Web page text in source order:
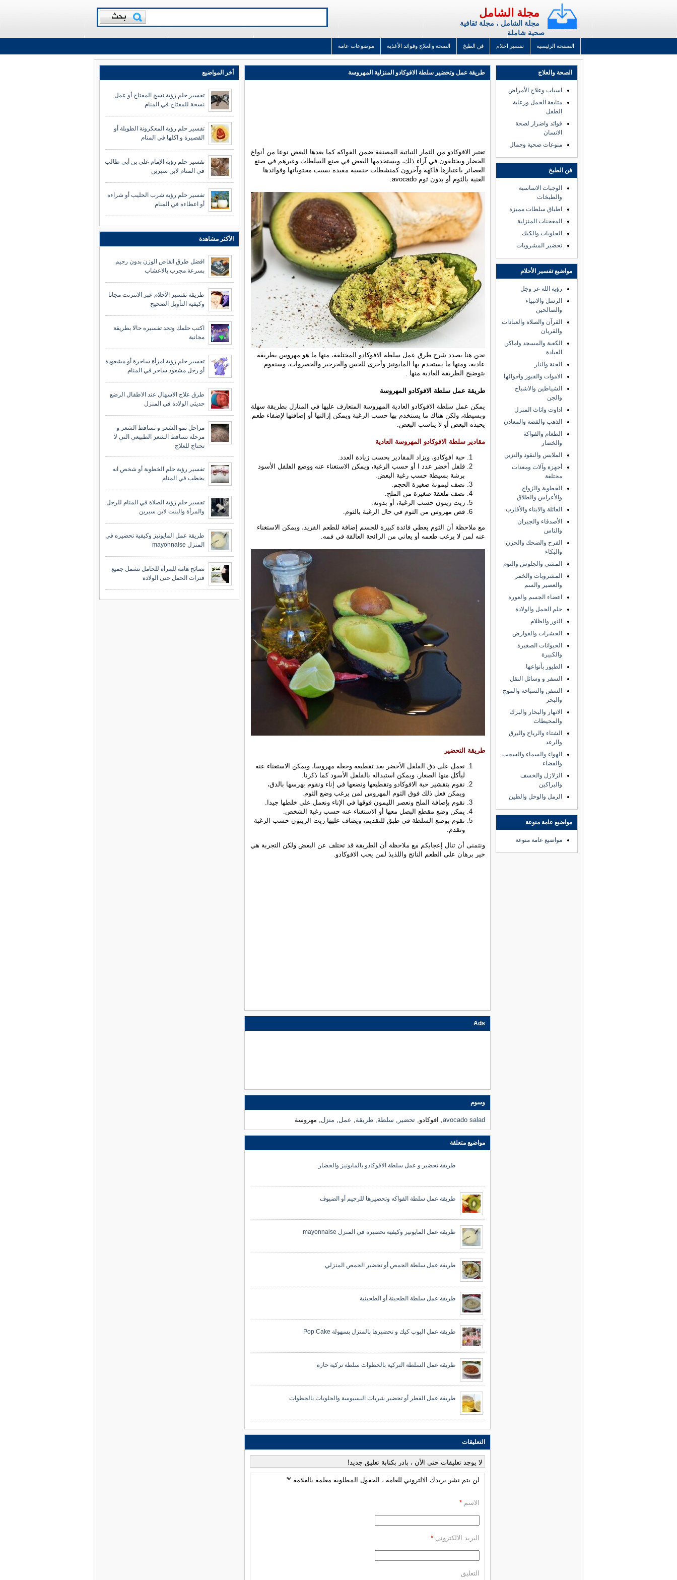
مجلة الشامل
مجلة الشامل ، مجلة ثقافية
صحية شاملة
الصفحة الرئيسية تفسير احلام فن الطبخ الصحة والعلاج وفوائد الأغذية موضوعات عامة
طريقة عمل وتحضير سلطة الافوكادو المنزلية المهروسة
تعتبر الافوكادو من الثمار النباتية المصنفة ضمن الفواكه كما يعدها البعض نوعا من أنواع
الخضار ويختلفون في آراء ذلك، ويستخدمها البعض في صنع السلطات وغيرهم في صنع
العصائر باعتبارها فاكهة وآخرون كمنشطات جنسية مفيدة بسبب محتوياتها وفوائدها
الغنية بالثوم أو بدون ثوم avocado.
نحن هنا بصدد شرح طرق عمل سلطة الافوكادو المختلفة، منها ما هو مهروس بطريقة
عادية، ومنها ما يستخدم بها المايونيز وأخرى للخس والجرجير والخضروات، وسنقوم
بتوضيح الطريقة العادية منها .
طريقة عمل سلطة الافوكادو المهروسة
يمكن عمل سلطة الافوكادو العادية المهروسة المتعارف عليها في المنازل بطريقة سهلة
وبسيطة، ولكن هناك ما يستخدم بها حسب الرغبة ويمكن إزالتها أو إضافتها لإضفاء طعم
يحبذه البعض أو لا يناسب البعض.
مقادير سلطة الافوكادو المهروسة العادية
حبة افوكادو، ويزاد المقادير بحسب زيادة العدد.
فلفل أخضر عدد ا أو حسب الرغبة، ويمكن الاستغناء عنه ووضع الفلفل الأسود
برشة بسيطة حسب رغبة البعض.
نصف ليمونة صغيرة الحجم.
نصف ملعقة صغيرة من الملح.
زيت زيتون حسب الرغبة، أو بدونه.
فص مهروس من الثوم في حال الرغبة بالثوم.
مع ملاحظة أن الثوم يعطي فائدة كبيرة للجسم إضافة للطعم الفريد، ويمكن الاستغناء
عنه لمن لا يرغب طعمه أو يعاني من الرائحة العالقة في فمه.
طريقة التحضير
نعمل على دق الفلفل الأخضر بعد تقطيعه وجعله مهروسا، ويمكن الاستغناء عنه
ليأكل منها الصغار، ويمكن استبداله بالفلفل الأسود كما ذكرنا.
نقوم بتقشير حبة الافوكادو وتقطيعها ونضعها في إناء ونقوم بهرسها بالدق،
ويمكن فعل ذلك فوق الثوم المهروس لمن يرغب وضع الثوم.
نقوم بإضافة الملح ونعصر الليمون فوقها في الإناء ونعمل على خلطها جيدا.
يمكن وضع مقطع البصل معها أو الاستغناء عنه حسب رغبة الشخص.
نقوم بوضع السلطة في طبق للتقديم، ويضاف عليها زيت الزيتون حسب الرغبة
وتقدم.
ونتمنى أن تنال إعجابكم مع ملاحظة أن الطريقة قد تختلف عن البعض ولكن التجربة هي
خير برهان على الطعم الناتج واللذيذ لمن يحب الافوكادو.
Ads
وسوم
avocado salad, افوكادو, تحضير سلطة طريقة عمل منزل , مهروسة
مواضيع متعلقة
طريقة تحضير و عمل سلطة الافوكادو بالمايونيز والخضار
طريقة عمل سلطة الفواكه وتحضيرها للرجيم أو الضيوف
طريقة عمل المايونيز وكيفية تحضيره في المنزل mayonnaise
طريقة عمل سلطة الحمص أو تحضير الحمص المنزلي
طريقة عمل سلطة الطحينة أو الطحينية
طريقة عمل البوب كيك و تحضيرها بالمنزل بسهولة Pop Cake
طريقة عمل السلطة التركية بالخطوات سلطة تركية حارة
طريقة عمل القطر أو تحضير شربات البسبوسة والحلويات بالخطوات
التعليقات
لا يوجد تعليقات حتى الأن ، بادر بكتابة تعليق جديد!
لن يتم نشر بريدك الالتروني للعامة ، الحقول المطلوبة معلمة بالعلامة '*'
الاسم *
البريد الالكتروني *
التعليق
الصحة والعلاج
اسباب وعلاج الأمراض
متابعة الحمل ورعاية
الطفل
فوائد واضرار لصحة
الانسان
منوعات صحية وجمال
فن الطبخ
الوجبات الاساسية
والطبخات
اطباق سلطات مميزة
المعجنات المنزلية
الحلويات والكيك
تحضير المشروبات
مواضيع تفسير الأحلام
رؤية الله عز وجل
الرسل والانبياء
والصالحين
القرآن والصلاة والعبادات
والقربان
الكعبة والمسجد واماكن
العبادة
الجنة والنار
الاموات والقبور واحوالها
الشياطين والاشباح
والجن
اداوت واثاث المنزل
الذهب والفضة والمعادن
الطعام والفواكه
والخضار
الملابس والنقود والتزين
أجهزة وآلات ومعدات
مختلفة
الخطوبة والزواج
والأعراس والطلاق
العائلة والابناء والأقارب
الأصدقاء والجيران
والناس
الفرح والضحك والحزن
والبكاء
المشي والجلوس والنوم
المشروبات والخمر
والعصير والسم
اعضاء الجسم والعورة
حلم الحمل والولادة
النور والظلام
الحشرات والقوارض
الحيوانات الصغيرة
والكبيرة
الطيور بأنواعها
السفر و وسائل النقل
السفن والسباحة والموج
والبحر
الانهار والبحار والبرك
والمحيطات
الشتاء والرياح والبرق
والرعد
الهواء والسماء والسحب
والفضاء
الزلازل والخسف
والبراكين
الرمل والوحل والطين
مواضيع عامة منوعة
مواضيع عامة منوعة
أخر المواضيع
تفسير حلم رؤية نسخ المفتاح أو عمل
نسخة للمفتاح في المنام
تفسير حلم رؤية المعكرونة الطويلة أو
القصيرة و اكلها في المنام
تفسير حلم رؤية الإمام علي بن أبي طالب
في المنام لابن سيرين
تفسير حلم رؤية شرب الحليب أو شراءه
أو اعطاءه في المنام
الأكثر مشاهدة
افضل طرق انقاص الوزن بدون رجيم
بسرعة مجرب بالاعشاب
طريقة تفسير الأحلام عبر الانترنت مجانا
وكيفية التأويل الصحيح
اكتب حلمك وتجد تفسيره حالا بطريقة
مجانية
تفسير حلم رؤية امرأة ساحرة أو مشعوذة
أو رجل مشعوذ ساحر في المنام
طرق علاج الاسهال عند الاطفال الرضع
حديثي الولادة في المنزل
مراحل نمو الشعر و تساقط الشعر و
مرحلة تساقط الشعر الطبيعي التي لا
تحتاج للعلاج
تفسير رؤية حلم الخطوبة أو شخص انه
يخطب في المنام
تفسير حلم رؤية الصلاة في المنام للرجل
والمرأة والبنت لابن سيرين
طريقة عمل المايونيز وكيفية تحضيره في
المنزل mayonnaise
نصائح هامة للمرأة للحامل تشمل جميع
فترات الحمل حتى الولادة